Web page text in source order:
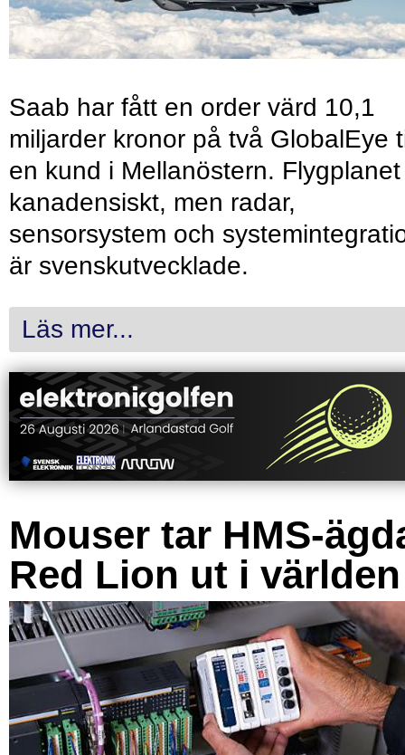
Saab har fått en order värd 10,1
miljarder kronor på två GlobalEye
en kund i Mellanöstern.
kanadensiskt, men radar,
sensorsystem och
är svenskutvecklade.
Läs mer...
Mouser tar HMS-
Red Lion ut i världen